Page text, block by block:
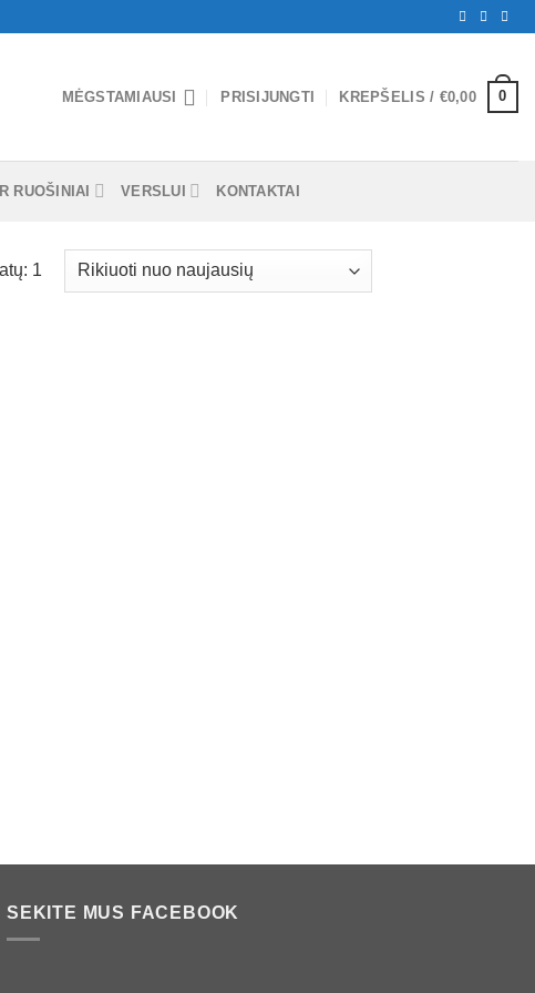
MĖGSTAMIAUSI PRISIJUNGTI KREPŠELIS / €0,00 0
RUOŠINIAI VERSLUI KONTAKTAI
1
SEKITE MUS FACEBOOK